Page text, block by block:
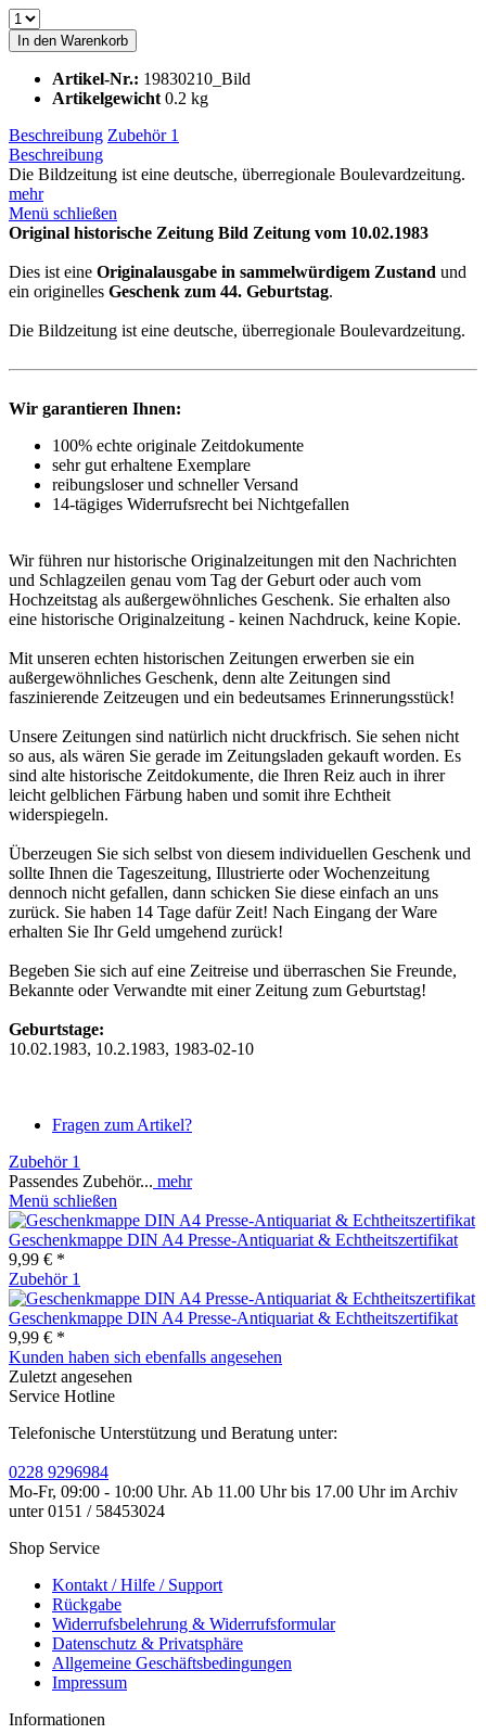
In den Warenkorb
Artikel-Nr.: 19830210_Bild
Artikelgewicht 0.2 kg
Beschreibung Zubehör 1
Beschreibung
Die Bildzeitung ist eine deutsche, überregionale Boulevardzeitung.
mehr
Menü schließen
Original historische Zeitung Bild Zeitung vom 10.02.1983
Dies ist eine Originalausgabe in sammelwürdigem Zustand und
ein originelles Geschenk zum 44. Geburtstag.
Die Bildzeitung ist eine deutsche, überregionale Boulevardzeitung.
Wir garantieren Ihnen:
100% echte originale Zeitdokumente
sehr gut erhaltene Exemplare
reibungsloser und schneller Versand
14-tägiges Widerrufsrecht bei Nichtgefallen
Wir führen nur historische Originalzeitungen mit den Nachrichten
und Schlagzeilen genau vom Tag der Geburt oder auch vom
Hochzeitstag als außergewöhnliches Geschenk. Sie erhalten also
eine historische Originalzeitung - keinen Nachdruck, keine Kopie.
Mit unseren echten historischen Zeitungen erwerben sie ein
außergewöhnliches Geschenk, denn alte Zeitungen sind
faszinierende Zeitzeugen und ein bedeutsames Erinnerungsstück!
Unsere Zeitungen sind natürlich nicht druckfrisch. Sie sehen nicht
so aus, als wären Sie gerade im Zeitungsladen gekauft worden. Es
sind alte historische Zeitdokumente, die Ihren Reiz auch in ihrer
leicht gelblichen Färbung haben und somit ihre Echtheit
widerspiegeln.
Überzeugen Sie sich selbst von diesem individuellen Geschenk und
sollte Ihnen die Tageszeitung, Illustrierte oder Wochenzeitung
dennoch nicht gefallen, dann schicken Sie diese einfach an uns
zurück. Sie haben 14 Tage dafür Zeit! Nach Eingang der Ware
erhalten Sie Ihr Geld umgehend zurück!
Begeben Sie sich auf eine Zeitreise und überraschen Sie Freunde,
Bekannte oder Verwandte mit einer Zeitung zum Geburtstag!
Geburtstage:
10.02.1983, 10.2.1983, 1983-02-10
Fragen zum Artikel?
Zubehör 1
Passendes Zubehör... mehr
Menü schließen
Geschenkmappe DIN A4 Presse-Antiquariat & Echtheitszertifikat
9,99 € *
Zubehör 1
Geschenkmappe DIN A4 Presse-Antiquariat & Echtheitszertifikat
9,99 € *
Kunden haben sich ebenfalls angesehen
Zuletzt angesehen
Service Hotline
Telefonische Unterstützung und Beratung unter:
0228 9296984
Mo-Fr, 09:00 - 10:00 Uhr. Ab 11.00 Uhr bis 17.00 Uhr im Archiv
unter 0151 / 58453024
Shop Service
Kontakt / Hilfe / Support
Rückgabe
Widerrufsbelehrung & Widerrufsformular
Datenschutz & Privatsphäre
Allgemeine Geschäftsbedingungen
Impressum
Informationen